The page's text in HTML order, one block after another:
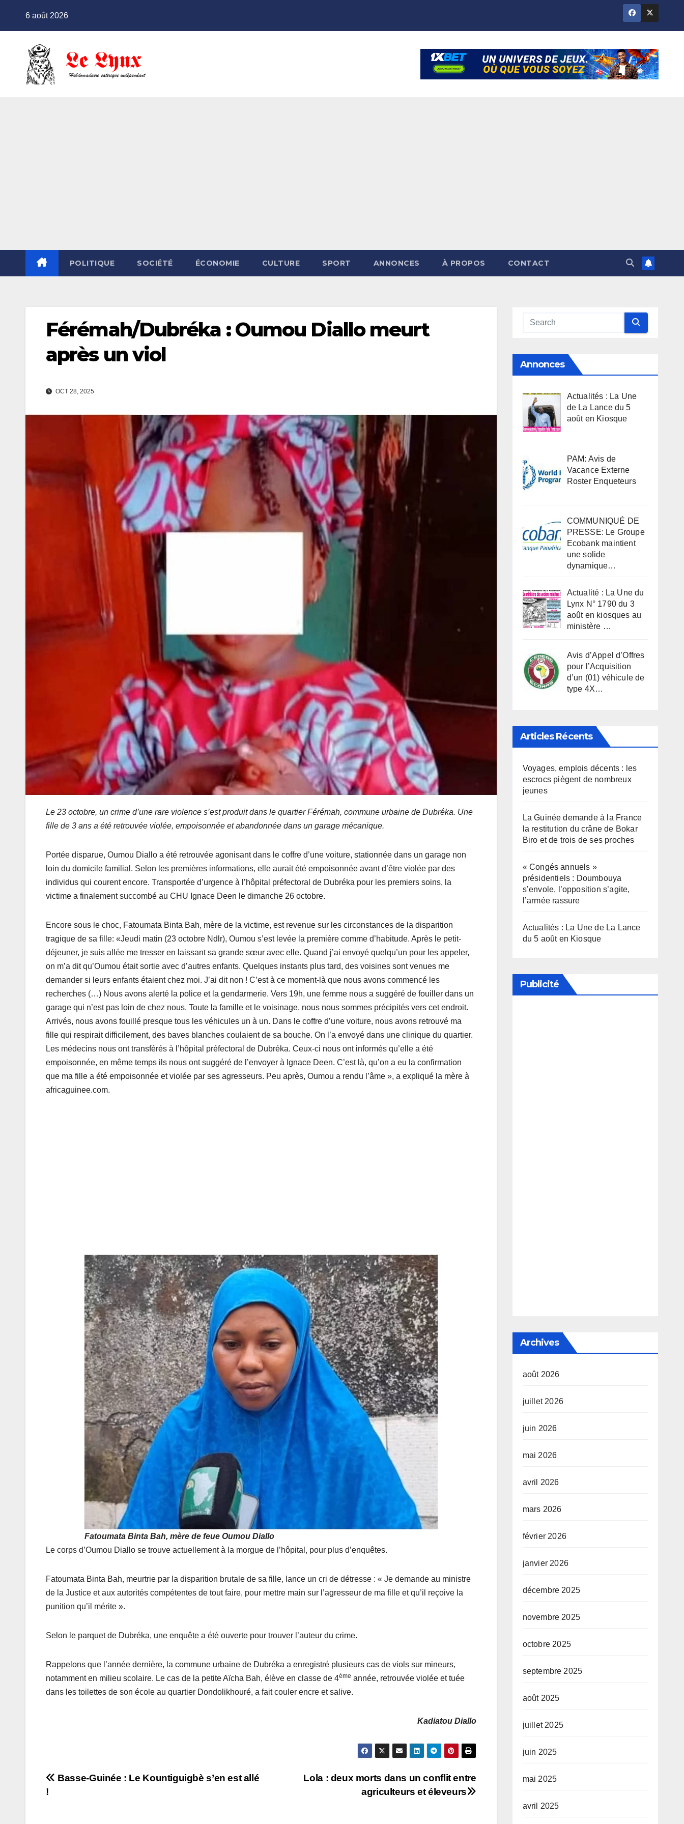
6 août 2026
POLITIQUE SOCIÉTÉ ÉCONOMIE CULTURE SPORT ANNONCES À PROPOS CONTACT
Férémah/Dubréka : Oumou Diallo meurt
après un viol
OCT 28, 2025
Le 23 octobre, un crime d’une rare violence s’est produit dans le quartier Férémah, commune urbaine de Dubréka. Une
fille de 3 ans a été retrouvée violée, empoisonnée et abandonnée dans un garage mécanique.
Portée disparue, Oumou Diallo a été retrouvée agonisant dans le coffre d’une voiture, stationnée dans un garage non
loin du domicile familial. Selon les premières informations, elle aurait été empoisonnée avant d’être violée par des
individus qui courent encore. Transportée d’urgence à l’hôpital préfectoral de Dubréka pour les premiers soins, la
victime a finalement succombé au CHU Ignace Deen le dimanche 26 octobre.
Encore sous le choc, Fatoumata Binta Bah, mère de la victime, est revenue sur les circonstances de la disparition
tragique de sa fille: «Jeudi matin (23 octobre Ndlr), Oumou s’est levée la première comme d’habitude. Après le petit-
déjeuner, je suis allée me tresser en laissant sa grande sœur avec elle. Quand j’ai envoyé quelqu’un pour les appeler,
on m’a dit qu’Oumou était sortie avec d’autres enfants. Quelques instants plus tard, des voisines sont venues me
demander si leurs enfants étaient chez moi. J’ai dit non ! C’est à ce moment-là que nous avons commencé les
recherches (…) Nous avons alerté la police et la gendarmerie. Vers 19h, une femme nous a suggéré de fouiller dans un
garage qui n’est pas loin de chez nous. Toute la famille et le voisinage, nous nous sommes précipités vers cet endroit.
Arrivés, nous avons fouillé presque tous les véhicules un à un. Dans le coffre d’une voiture, nous avons retrouvé ma
fille qui respirait difficilement, des baves blanches coulaient de sa bouche. On l’a envoyé dans une clinique du quartier.
Les médecins nous ont transférés à l’hôpital préfectoral de Dubréka. Ceux-ci nous ont informés qu’elle a été
empoisonnée, en même temps ils nous ont suggéré de l’envoyer à Ignace Deen. C’est là, qu’on a eu la confirmation
que ma fille a été empoisonnée et violée par ses agresseurs. Peu après, Oumou a rendu l’âme », a expliqué la mère à
africaguinee.com.
Fatoumata Binta Bah, mère de feue Oumou Diallo
Le corps d’Oumou Diallo se trouve actuellement à la morgue de l’hôpital, pour plus d’enquêtes.
Fatoumata Binta Bah, meurtrie par la disparition brutale de sa fille, lance un cri de détresse : « Je demande au ministre
de la Justice et aux autorités compétentes de tout faire, pour mettre main sur l’agresseur de ma fille et qu’il reçoive la
punition qu’il mérite ».
Selon le parquet de Dubréka, une enquête a été ouverte pour trouver l’auteur du crime.
Rappelons que l’année dernière, la commune urbaine de Dubréka a enregistré plusieurs cas de viols sur mineurs,
notamment en milieu scolaire. Le cas de la petite Aïcha Bah, élève en classe de 4ème année, retrouvée violée et tuée
dans les toilettes de son école au quartier Dondolikhouré, a fait couler encre et salive.
Kadiatou Diallo
Navigation
Lola : deux morts dans un conflit entre
agriculteurs et éleveurs
Basse-Guinée : Le Kountiguigbè s’en est allé
!
Annonces
Actualités : La Une
de La Lance du 5
août en Kiosque
PAM: Avis de
Vacance Externe
Roster Enqueteurs
COMMUNIQUÉ DE
PRESSE: Le Groupe
Ecobank maintient
une solide
dynamique…
Actualité : La Une du
Lynx N° 1790 du 3
août en kiosques au
ministère …
Avis d’Appel d’Offres
pour l’Acquisition
d’un (01) véhicule de
type 4X…
Articles Récents
Voyages, emplois décents : les
escrocs piègent de nombreux
jeunes
La Guinée demande à la France
la restitution du crâne de Bokar
Biro et de trois de ses proches
« Congés annuels »
présidentiels : Doumbouya
s’envole, l’opposition s’agite,
l’armée rassure
Actualités : La Une de La Lance
du 5 août en Kiosque
Publicité
Archives
août 2026
juillet 2026
juin 2026
mai 2026
avril 2026
mars 2026
février 2026
janvier 2026
décembre 2025
novembre 2025
octobre 2025
septembre 2025
août 2025
juillet 2025
juin 2025
mai 2025
avril 2025